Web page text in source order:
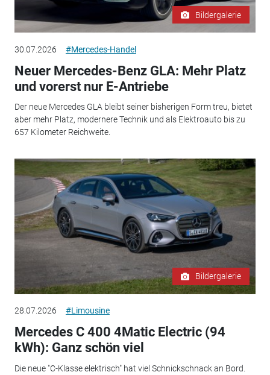
Bildergalerie
30.07.2026 #Mercedes-Handel
Neuer Mercedes-Benz GLA: Mehr Platz
und vorerst nur E-Antriebe
Der neue Mercedes GLA bleibt seiner bisherigen Form treu, bietet
aber mehr Platz, modernere Technik und als Elektroauto bis zu
657 Kilometer Reichweite.
Bildergalerie
28.07.2026 #Limousine
Mercedes C 400 4Matic Electric (94
kWh): Ganz schön viel
Die neue "C-Klasse elektrisch" hat viel Schnickschnack an Bord.